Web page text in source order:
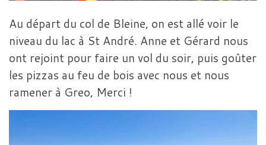
Au départ du col de Bleine, on est allé voir le
niveau du lac à St André. Anne et Gérard nous
ont rejoint pour faire un vol du soir, puis goûter
les pizzas au feu de bois avec nous et nous
ramener à Greo, Merci !